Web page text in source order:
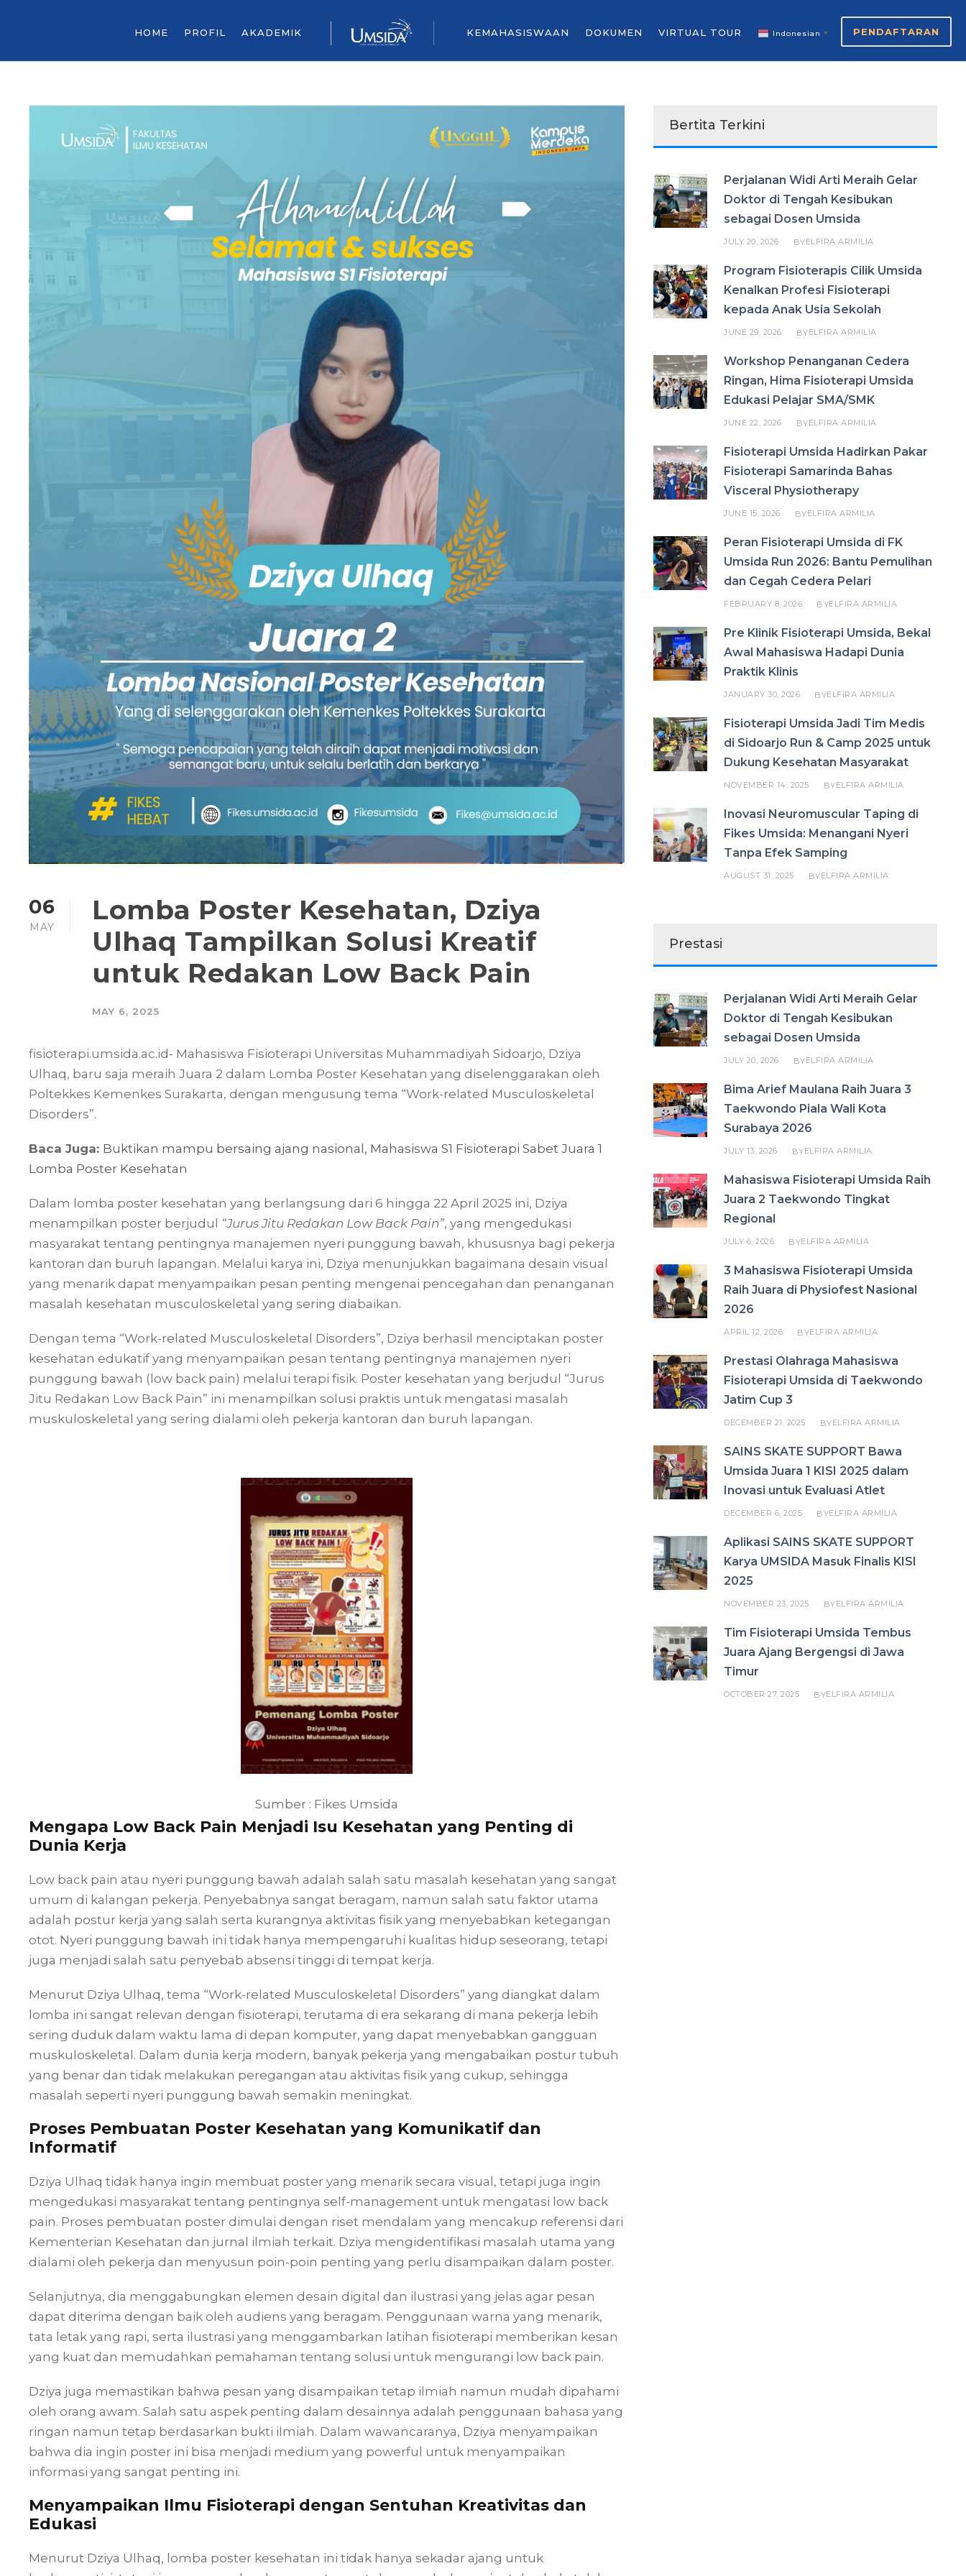
HOME PROFIL AKADEMIK KEMAHASISWAAN DOKUMEN VIRTUAL TOUR Indonesian ▼ PENDAFTARAN
06
MAY
Lomba Poster Kesehatan, Dziya
Ulhaq Tampilkan Solusi Kreatif
untuk Redakan Low Back Pain
MAY 6, 2025
fisioterapi.umsida.ac.id- Mahasiswa Fisioterapi Universitas Muhammadiyah Sidoarjo, Dziya
Ulhaq, baru saja meraih Juara 2 dalam Lomba Poster Kesehatan yang diselenggarakan oleh
Poltekkes Kemenkes Surakarta, dengan mengusung tema “Work-related Musculoskeletal
Disorders”.
Baca Juga: Buktikan mampu bersaing ajang nasional, Mahasiswa S1 Fisioterapi Sabet Juara 1
Lomba Poster Kesehatan
Dalam lomba poster kesehatan yang berlangsung dari 6 hingga 22 April 2025 ini, Dziya
menampilkan poster berjudul “Jurus Jitu Redakan Low Back Pain”, yang mengedukasi
masyarakat tentang pentingnya manajemen nyeri punggung bawah, khususnya bagi pekerja
kantoran dan buruh lapangan. Melalui karya ini, Dziya menunjukkan bagaimana desain visual
yang menarik dapat menyampaikan pesan penting mengenai pencegahan dan penanganan
masalah kesehatan musculoskeletal yang sering diabaikan.
Dengan tema “Work-related Musculoskeletal Disorders”, Dziya berhasil menciptakan poster
kesehatan edukatif yang menyampaikan pesan tentang pentingnya manajemen nyeri
punggung bawah (low back pain) melalui terapi fisik. Poster kesehatan yang berjudul “Jurus
Jitu Redakan Low Back Pain” ini menampilkan solusi praktis untuk mengatasi masalah
muskuloskeletal yang sering dialami oleh pekerja kantoran dan buruh lapangan.
Sumber : Fikes Umsida
Mengapa Low Back Pain Menjadi Isu Kesehatan yang Penting di
Dunia Kerja
Low back pain atau nyeri punggung bawah adalah salah satu masalah kesehatan yang sangat
umum di kalangan pekerja. Penyebabnya sangat beragam, namun salah satu faktor utama
adalah postur kerja yang salah serta kurangnya aktivitas fisik yang menyebabkan ketegangan
otot. Nyeri punggung bawah ini tidak hanya mempengaruhi kualitas hidup seseorang, tetapi
juga menjadi salah satu penyebab absensi tinggi di tempat kerja.
Menurut Dziya Ulhaq, tema “Work-related Musculoskeletal Disorders” yang diangkat dalam
lomba ini sangat relevan dengan fisioterapi, terutama di era sekarang di mana pekerja lebih
sering duduk dalam waktu lama di depan komputer, yang dapat menyebabkan gangguan
muskuloskeletal. Dalam dunia kerja modern, banyak pekerja yang mengabaikan postur tubuh
yang benar dan tidak melakukan peregangan atau aktivitas fisik yang cukup, sehingga
masalah seperti nyeri punggung bawah semakin meningkat.
Proses Pembuatan Poster Kesehatan yang Komunikatif dan
Informatif
Dziya Ulhaq tidak hanya ingin membuat poster yang menarik secara visual, tetapi juga ingin
mengedukasi masyarakat tentang pentingnya self-management untuk mengatasi low back
pain. Proses pembuatan poster dimulai dengan riset mendalam yang mencakup referensi dari
Kementerian Kesehatan dan jurnal ilmiah terkait. Dziya mengidentifikasi masalah utama yang
dialami oleh pekerja dan menyusun poin-poin penting yang perlu disampaikan dalam poster.
Selanjutnya, dia menggabungkan elemen desain digital dan ilustrasi yang jelas agar pesan
dapat diterima dengan baik oleh audiens yang beragam. Penggunaan warna yang menarik,
tata letak yang rapi, serta ilustrasi yang menggambarkan latihan fisioterapi memberikan kesan
yang kuat dan memudahkan pemahaman tentang solusi untuk mengurangi low back pain.
Dziya juga memastikan bahwa pesan yang disampaikan tetap ilmiah namun mudah dipahami
oleh orang awam. Salah satu aspek penting dalam desainnya adalah penggunaan bahasa yang
ringan namun tetap berdasarkan bukti ilmiah. Dalam wawancaranya, Dziya menyampaikan
bahwa dia ingin poster ini bisa menjadi medium yang powerful untuk menyampaikan
informasi yang sangat penting ini.
Menyampaikan Ilmu Fisioterapi dengan Sentuhan Kreativitas dan
Edukasi
Menurut Dziya Ulhaq, lomba poster kesehatan ini tidak hanya sekadar ajang untuk
Bertita Terkini
Perjalanan Widi Arti Meraih Gelar
Doktor di Tengah Kesibukan
sebagai Dosen Umsida
JULY 20, 2026 BYELFIRA ARMILIA
Program Fisioterapis Cilik Umsida
Kenalkan Profesi Fisioterapi
kepada Anak Usia Sekolah
JUNE 29, 2026 BYELFIRA ARMILIA
Workshop Penanganan Cedera
Ringan, Hima Fisioterapi Umsida
Edukasi Pelajar SMA/SMK
JUNE 22, 2026 BYELFIRA ARMILIA
Fisioterapi Umsida Hadirkan Pakar
Fisioterapi Samarinda Bahas
Visceral Physiotherapy
JUNE 15, 2026 BYELFIRA ARMILIA
Peran Fisioterapi Umsida di FK
Umsida Run 2026: Bantu Pemulihan
dan Cegah Cedera Pelari
FEBRUARY 8, 2026 BYELFIRA ARMILIA
Pre Klinik Fisioterapi Umsida, Bekal
Awal Mahasiswa Hadapi Dunia
Praktik Klinis
JANUARY 30, 2026 BYELFIRA ARMILIA
Fisioterapi Umsida Jadi Tim Medis
di Sidoarjo Run & Camp 2025 untuk
Dukung Kesehatan Masyarakat
NOVEMBER 14, 2025 BYELFIRA ARMILIA
Inovasi Neuromuscular Taping di
Fikes Umsida: Menangani Nyeri
Tanpa Efek Samping
AUGUST 31, 2025 BYELFIRA ARMILIA
Prestasi
Perjalanan Widi Arti Meraih Gelar
Doktor di Tengah Kesibukan
sebagai Dosen Umsida
JULY 20, 2026 BYELFIRA ARMILIA
Bima Arief Maulana Raih Juara 3
Taekwondo Piala Wali Kota
Surabaya 2026
JULY 13, 2026 BYELFIRA ARMILIA
Mahasiswa Fisioterapi Umsida Raih
Juara 2 Taekwondo Tingkat
Regional
JULY 6, 2026 BYELFIRA ARMILIA
3 Mahasiswa Fisioterapi Umsida
Raih Juara di Physiofest Nasional
2026
APRIL 12, 2026 BYELFIRA ARMILIA
Prestasi Olahraga Mahasiswa
Fisioterapi Umsida di Taekwondo
Jatim Cup 3
DECEMBER 21, 2025 BYELFIRA ARMILIA
SAINS SKATE SUPPORT Bawa
Umsida Juara 1 KISI 2025 dalam
Inovasi untuk Evaluasi Atlet
DECEMBER 6, 2025 BYELFIRA ARMILIA
Aplikasi SAINS SKATE SUPPORT
Karya UMSIDA Masuk Finalis KISI
2025
NOVEMBER 23, 2025 BYELFIRA ARMILIA
Tim Fisioterapi Umsida Tembus
Juara Ajang Bergengsi di Jawa
Timur
OCTOBER 27, 2025 BYELFIRA ARMILIA